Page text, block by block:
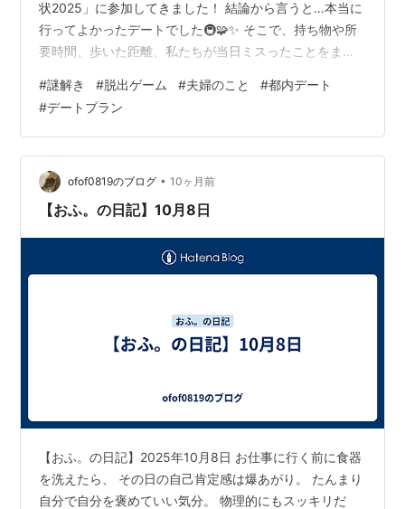
状2025」に参加してきました！ 結論から言うと…本当に
行ってよかったデートでした🚇🧩✨ そこで、持ち物や所
要時間、歩いた距離、私たちが当日ミスったことをまと
ているので、これから参加する方も安心して読んでくだ
さいね。 ①スタート前の準備 ②持ち物リスト ③攻略
タイムスケジュール（所要時間） ④歩数・距離レポ ⑤
謎の難易度 ⑥参加する方へ、私たちの凡ミスを共有しま
す （１）時間ジャストじゃないと受け取れない （２）大
江戸線は使えないんだぜ （３…
#謎解き #脱出ゲーム #夫婦のこと #都内デート
#デートプラン
ofof0819のブログ • 10ヶ月前
【おふ。の日記】10月8日
【おふ。の日記】2025年10月8日 お仕事に行く前に食器
を洗えたら、 その日の自己肯定感は爆あがり。 たんまり
自分で自分を褒めていい気分。 物理的にもスッキリだ